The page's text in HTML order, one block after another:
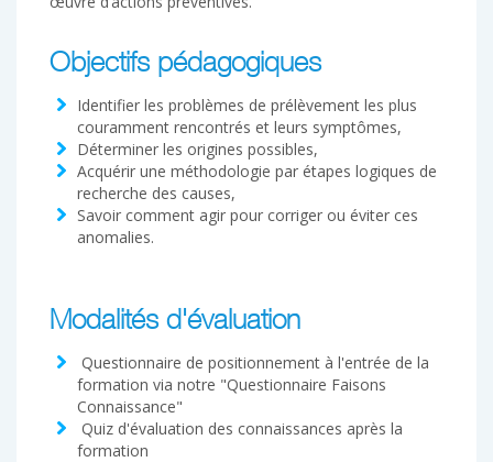
Objectifs pédagogiques
Identifier les problèmes de prélèvement les plus
couramment rencontrés et leurs symptômes,
Déterminer les origines possibles,
Acquérir une méthodologie par étapes logiques de
recherche des causes,
Savoir comment agir pour corriger ou éviter ces
anomalies.
Modalités d'évaluation
Questionnaire de positionnement à l'entrée de la
formation via notre "Questionnaire Faisons
Connaissance"
Quiz d'évaluation des connaissances après la
formation